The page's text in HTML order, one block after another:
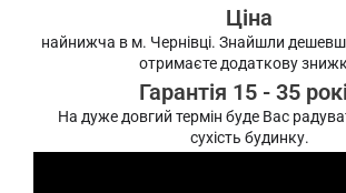
Ціна
найнижча в м. Чернівці. Знайшли
отримаєте додаткову
Гарантія 15 - 35
На дуже довгий термін буде Вас
сухість будинку.